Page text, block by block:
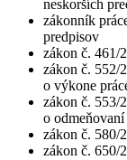
neskorších
zákonník
predpisov
zákon č. 461/
zákon č. 552/
o výkone
zákon č. 553/
o
zákon č. 580/
zákon č. 650/